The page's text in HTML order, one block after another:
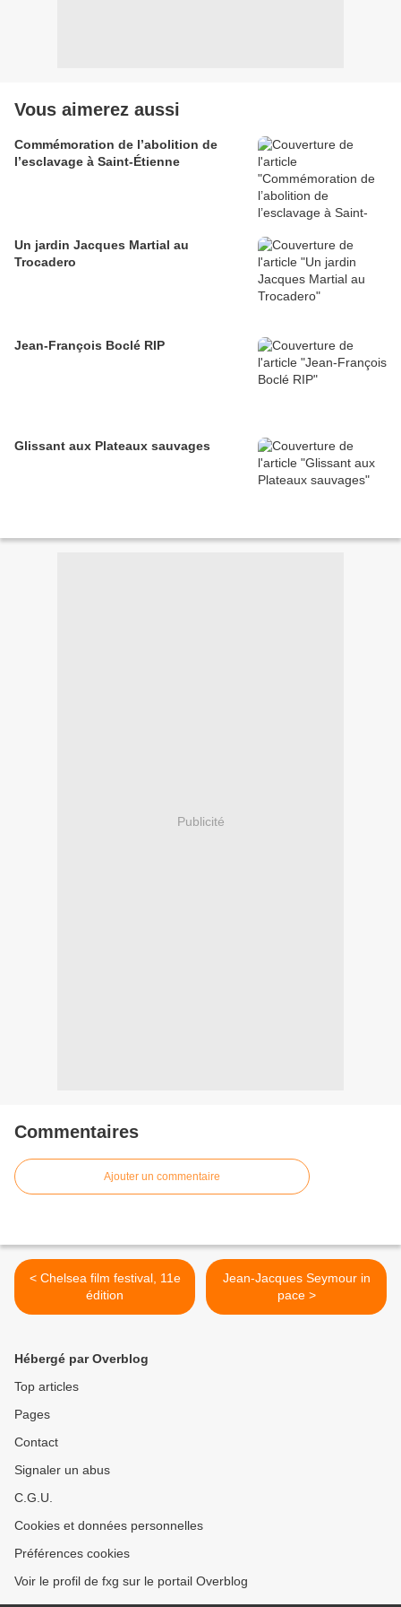
Vous aimerez aussi
Commémoration de l’abolition de
l’esclavage à Saint-Étienne
Un jardin Jacques Martial au
Trocadero
Jean-François Boclé RIP
Glissant aux Plateaux sauvages
Publicité
Commentaires
Ajouter un commentaire
< Chelsea film festival, 11e
édition
Jean-Jacques Seymour in
pace >
Hébergé par Overblog
Top articles
Pages
Contact
Signaler un abus
C.G.U.
Cookies et données personnelles
Préférences cookies
Voir le profil de fxg sur le portail Overblog